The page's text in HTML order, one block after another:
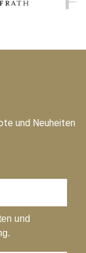
und Neuheiten
und